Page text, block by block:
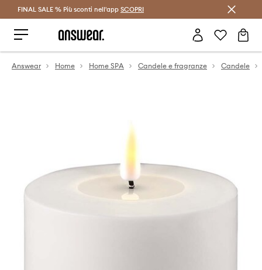
Risparmia con Answear Club >
FINAL SALE % Più sconti nell'app SCOPRI
Answear Home Home SPA Candele e fragranze Candele